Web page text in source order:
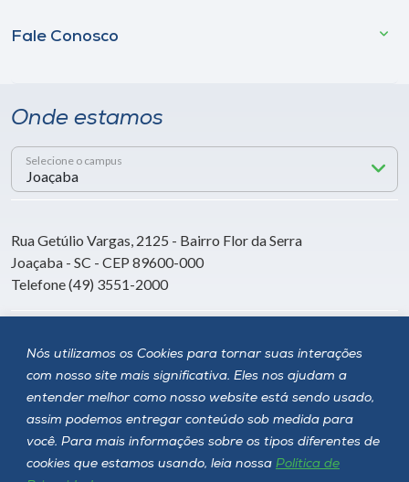
Nós utilizamos os Cookies para tornar suas interações
com nosso site mais significativa. Eles nos ajudam a
entender melhor como nosso website está sendo usado,
assim podemos entregar conteúdo sob medida para
você. Para mais informações sobre os tipos diferentes de
cookies que estamos usando, leia nossa Política de
Fale Conosco
Onde estamos
Selecione o campus
Rua Getúlio Vargas, 2125 - Bairro Flor da Serra
Joaçaba - SC - CEP 89600-000
Telefone (49) 3551-2000
Siga a Unoesc